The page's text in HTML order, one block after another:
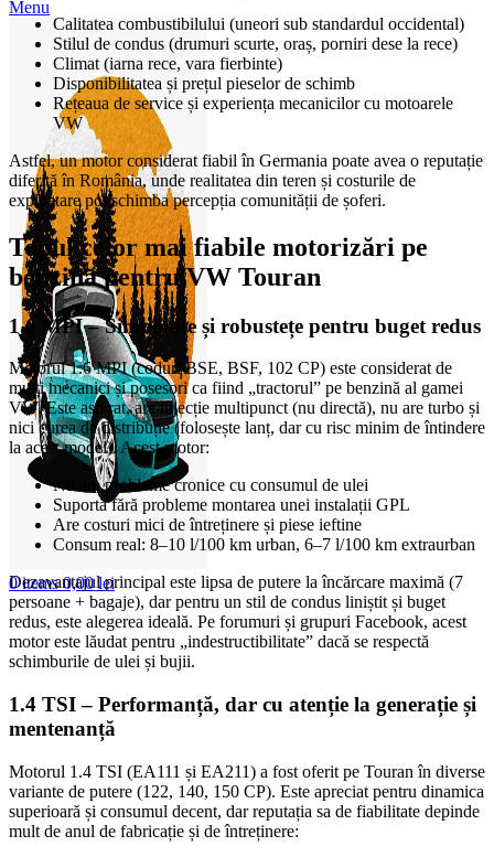
Menu
0items 0,00lei
Calitatea combustibilului (uneori sub standardul occidental)
Stilul de condus (drumuri scurte, oraș, porniri dese la rece)
Climat (iarna rece, vara fierbinte)
Disponibilitatea și prețul pieselor de schimb
Rețeaua de service și experiența mecanicilor cu motoarele
VW
Astfel, un motor considerat fiabil în Germania poate avea o reputație
diferită în România, unde realitatea din teren și costurile de
exploatare pot schimba percepția comunității de șoferi.
Topul celor mai fiabile motorizări pe
benzină pentru VW Touran
1.6 MPI – Simplitate și robustețe pentru buget redus
Motorul 1.6 MPI (coduri BSE, BSF, 102 CP) este considerat de
mulți mecanici și posesori ca fiind „tractorul” pe benzină al gamei
VW. Este aspirat, are injecție multipunct (nu directă), nu are turbo și
nici curea de distribuție (folosește lanț, dar cu risc minim de întindere
la acest model). Acest motor:
Nu are probleme cronice cu consumul de ulei
Suportă fără probleme montarea unei instalații GPL
Are costuri mici de întreținere și piese ieftine
Consum real: 8–10 l/100 km urban, 6–7 l/100 km extraurban
Dezavantajul principal este lipsa de putere la încărcare maximă (7
persoane + bagaje), dar pentru un stil de condus liniștit și buget
redus, este alegerea ideală. Pe forumuri și grupuri Facebook, acest
motor este lăudat pentru „indestructibilitate” dacă se respectă
schimburile de ulei și bujii.
1.4 TSI – Performanță, dar cu atenție la generație și
mentenanță
Motorul 1.4 TSI (EA111 și EA211) a fost oferit pe Touran în diverse
variante de putere (122, 140, 150 CP). Este apreciat pentru dinamica
superioară și consumul decent, dar reputația sa de fiabilitate depinde
mult de anul de fabricație și de întreținere: